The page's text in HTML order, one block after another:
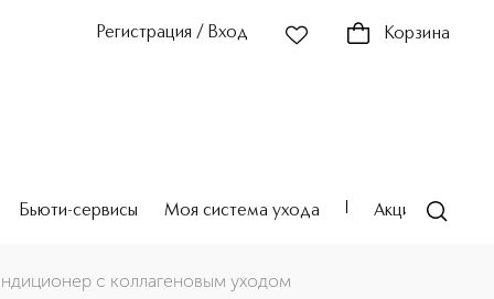
Регистрация / Вход Корзина
Бьюти-сервисы Моя система ухода Акции
с коллагеновым уходом